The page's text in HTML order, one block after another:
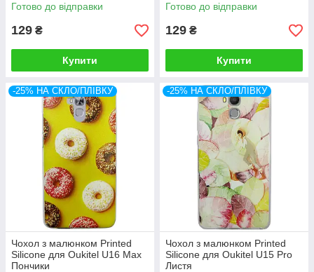
Готово до відправки
129 ₴
Купити
Готово до відправки
129 ₴
Купити
-25% НА СКЛО/ПЛІВКУ
Чохол з малюнком Printed
Silicone для Oukitel U16 Max
Пончики
-25% НА СКЛО/ПЛІВКУ
Чохол з малюнком Printed
Silicone для Oukitel U15 Pro
Листя